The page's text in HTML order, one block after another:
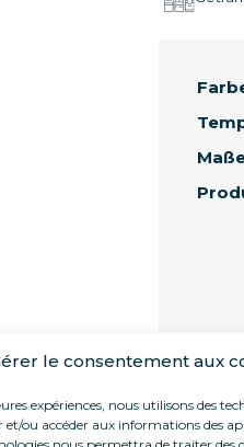
le consentement aux
expériences, nous utilisons des
et/ou accéder aux informations des
nous permettra de traiter des